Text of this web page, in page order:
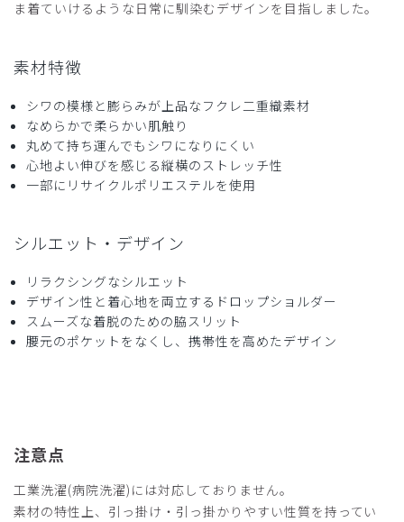
ストレッチ感
よく伸びる
伸びない
ポケットかない
ポケットは必須でファッション性を重視しすぎ。残念です。
高い買い物をしてしまった。
商品：
L59レディース:スクラブトップス・ダブルジャカ
ード/ディープネイビー/XL
ご購入者様
購入確認済み
2026-05-27
ベージュが欲しいです。
ード/ブラック/M
ま着ていけるような日常に馴染むデザインを目指しました。
素材特徴
シワの模様と膨らみが上品なフクレ二重織素材
なめらかで柔らかい肌触り
丸めて持ち運んでもシワになりにくい
心地よい伸びを感じる縦横のストレッチ性
一部にリサイクルポリエステルを使用
シルエット・デザイン
リラクシングなシルエット
デザイン性と着心地を両立するドロップショルダー
スムーズな着脱のための脇スリット
腰元のポケットをなくし、携帯性を高めたデザイン
注意点
工業洗濯(病院洗濯)には対応しておりません。
素材の特性上、引っ掛け・引っ掛かりやすい性質を持ってい